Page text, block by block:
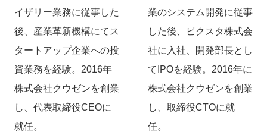
イザリー業務に従事した
後、産業革新機構にてス
タートアップ企業への投
資業務を経験。2016年
株式会社クウゼンを創業
し、代表取締役CEOに
就任。
業のシステム開発に従事
した後、ピクスタ株式会
社に入社、開発部長とし
てIPOを経験。2016年に
株式会社クウゼンを創業
し、取締役CTOに就
任。